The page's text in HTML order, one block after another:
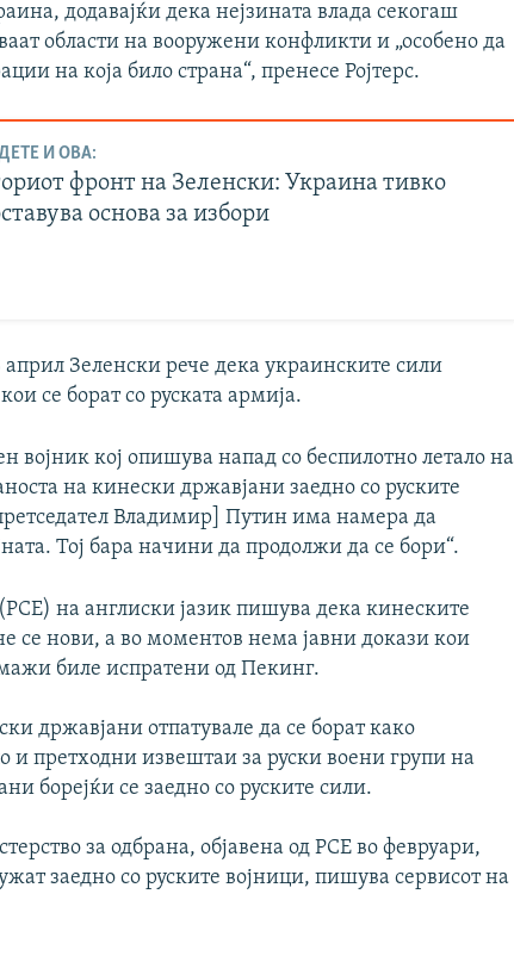
додавајќи дека нејзината влада секогаш
области на вооружени конфликти и „особено да
на која било страна“, пренесе Ројтерс.
И ОВА:
фронт на Зеленски: Украина тивко
основа за избори
Зеленски рече дека украинските сили
се борат со руската армија.
војник кој опишува напад со беспилотно летало на
на кинески државјани заедно со руските
Владимир] Путин има намера да
Тој бара начини да продолжи да се бори“.
на англиски јазик пишува дека кинеските
се нови, а во моментов нема јавни докази кои
биле испратени од Пекинг.
државјани отпатувале да се борат како
и претходни извештаи за руски воени групи на
борејќи се заедно со руските сили.
за одбрана, објавена од РСЕ во февруари,
заедно со руските војници, пишува сервисот на